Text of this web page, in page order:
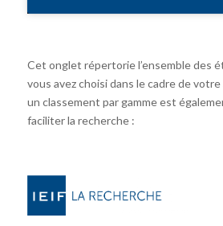
Cet onglet répertorie l’ensemble des
vous avez choisi dans le cadre de votre
un classement par gamme est
faciliter la recherche :